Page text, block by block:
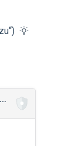
Pořádek slov ve větách oznamovacích a tázacích